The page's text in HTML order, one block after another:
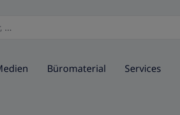
Büromaterial Services